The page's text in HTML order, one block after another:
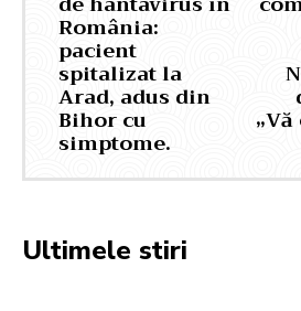
România:
pacient
spitalizat la
Arad, adus din
Bihor cu
simptome.
Ultimele stiri